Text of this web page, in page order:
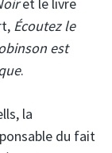
Écoutez le
est
.
la
du fait